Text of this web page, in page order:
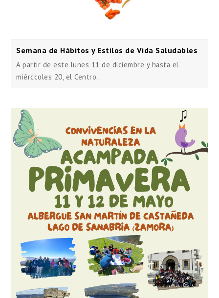
Semana de Hábitos y Estilos de Vida Saludables
A partir de este lunes 11 de diciembre y hasta el
miérccoles 20, el Centro…